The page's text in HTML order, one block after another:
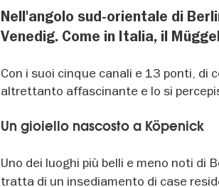
Nell'angolo sud-orientale di
Venedig. Come in Italia, il
Con i suoi cinque canali e 13 ponti, di
altrettanto affascinante e lo si
Un gioiello nascosto a Köpenick
Uno dei luoghi più belli e meno noti di
tratta di un insediamento di case